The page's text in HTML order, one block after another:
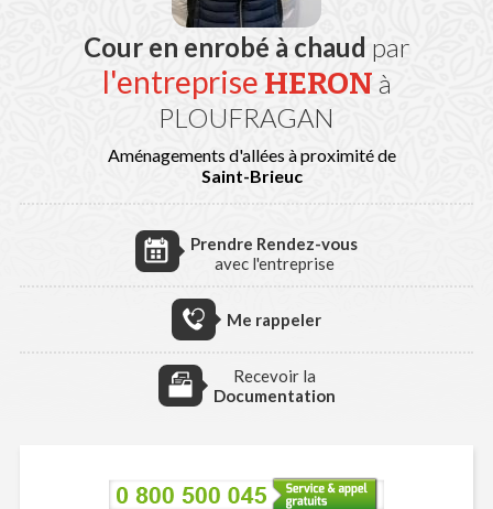
Cour en enrobé à chaud par
l'entreprise HERON à
PLOUFRAGAN
Aménagements d'allées à proximité de
Saint-Brieuc
Prendre Rendez-vous
avec l'entreprise
Me rappeler
Recevoir la
Documentation